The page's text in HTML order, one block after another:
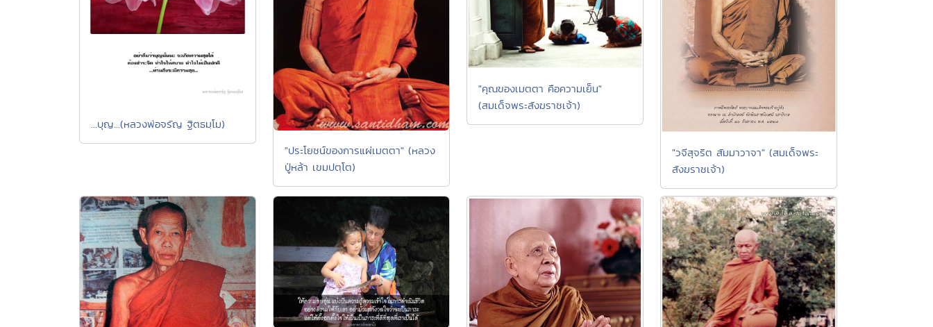
...บุญ...(หลวงพ่อจรัญ ฐิตธมฺโม)
"ประโยชน์ของการแผ่เมตตา" (หลวง
ปู่หล้า เขมปตฺโต)
"คุณของเมตตา คือความเย็น"
(สมเด็จพระสังฆราชเจ้า)
"วจีสุจริต สัมมาวาจา" (สมเด็จพระ
สังฆราชเจ้า)